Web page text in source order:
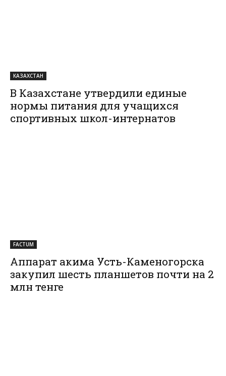
КАЗАХСТАН
В Казахстане утвердили единые
нормы питания для учащихся
спортивных школ-интернатов
FACTUM
Аппарат акима Усть-Каменогорска
закупил шесть планшетов почти на 2
млн тенге